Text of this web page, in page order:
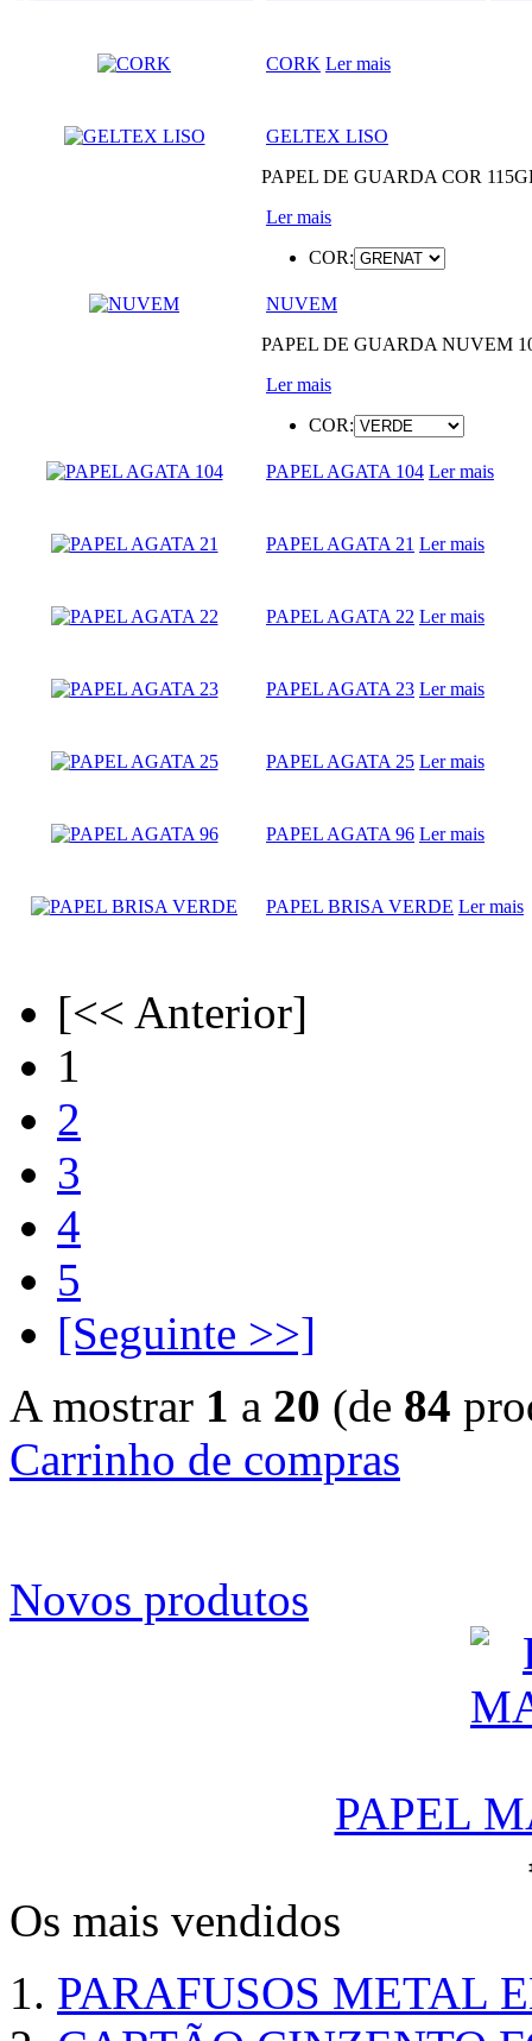
CORK Ler mais
GELTEX LISO
PAPEL DE GUARDA COR
Ler mais
COR:
NUVEM
PAPEL DE GUARDA NUVEM
Ler mais
COR:
PAPEL AGATA 104 Ler mais
PAPEL AGATA 21 Ler mais
PAPEL AGATA 22 Ler mais
PAPEL AGATA 23 Ler mais
PAPEL AGATA 25 Ler mais
PAPEL AGATA 96 Ler mais
PAPEL BRISA VERDE Ler mais
[<< Anterior]
1
2
3
4
5
[Seguinte >>]
A mostrar 1 a 20 (de 84
Carrinho de compras
Novos produtos
PAPEL
Os mais vendidos
PARAFUSOS METAL